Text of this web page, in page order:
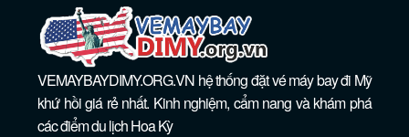
Vé máy bay giá rẻ đi Saint Paul –
Minnesota
VEMAYBAYDIMY.ORG.VN hệ thống đặt vé máy bay đi Mỹ
khứ hồi giá rẻ nhất. Kinh nghiệm, cẩm nang và khám phá
các điểm du lịch Hoa Kỳ